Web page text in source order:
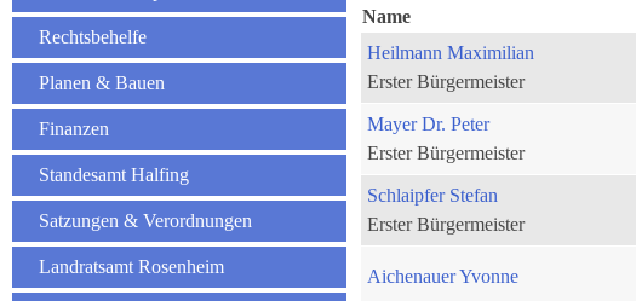
Rechtsbehelfe
Planen & Bauen
Finanzen
Standesamt Halfing
Satzungen & Verordnungen
Landratsamt Rosenheim
Name
Heilmann Maximilian
Erster Bürgermeister
Mayer Dr. Peter
Erster Bürgermeister
Schlaipfer Stefan
Erster Bürgermeister
Aichenauer Yvonne